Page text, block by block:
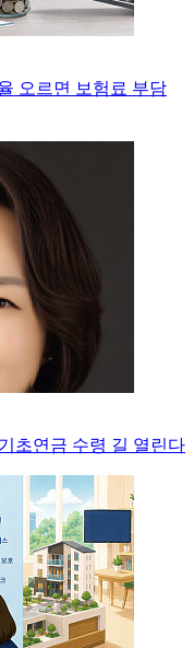
오르면 보험료 부담
초연금 수령 길 열린다